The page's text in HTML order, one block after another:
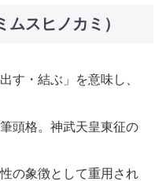
スヒノカミ）
す・結ぶ」を意味し、
頭格。神武天皇東征の
の象徴として重用され